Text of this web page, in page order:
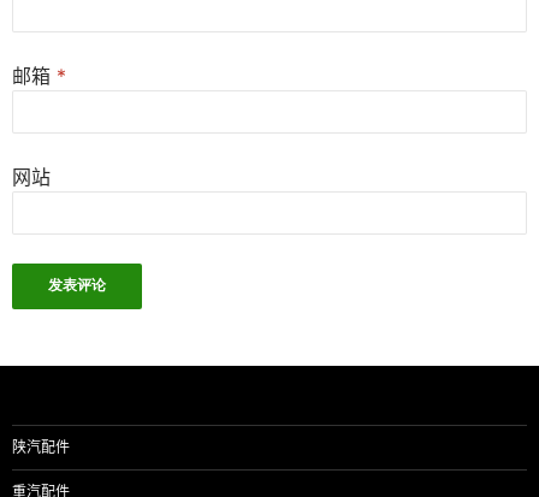
邮箱 *
网站
陕汽配件
重汽配件